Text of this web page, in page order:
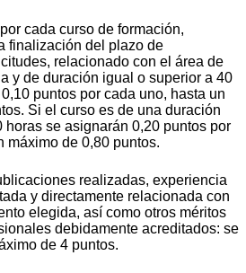
cada curso de formación,
finalización del plazo de
relacionado con el área de
y de duración igual o superior a 40
puntos por cada uno, hasta un
Si el curso es de una duración
horas se asignarán 0,20 puntos por
máximo de 0,80 puntos.
realizadas, experiencia
y directamente relacionada con
elegida, así como otros méritos
debidamente acreditados: se
de 4 puntos.